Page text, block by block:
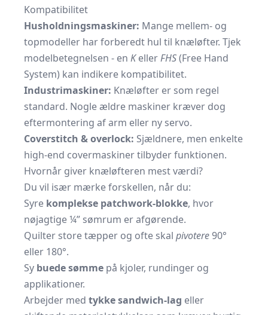
Kompatibilitet
Husholdningsmaskiner: Mange mellem- og
topmodeller har forberedt hul til knæløfter. Tjek
modelbetegnelsen - en KellerFHS(Free Hand
System) kan indikere kompatibilitet.
Industrimaskiner: Knæløfter er som regel
standard. Nogle ældre maskiner kræver dog
eftermontering af arm eller ny servo.
Coverstitch & overlock: Sjældnere, men enkelte
high-end covermaskiner tilbyder funktionen.
Hvornår giver knæløfteren mest værdi?
Du vil især mærke forskellen, når du:
Syre komplekse patchwork-blokke, hvor
nøjagtige ¼” sømrum er afgørende.
Quilter store tæpper og ofte skal pivotere90°
eller 180°.
Sy buede sømme på kjoler, rundinger og
applikationer.
Arbejder med tykke sandwich-lag eller